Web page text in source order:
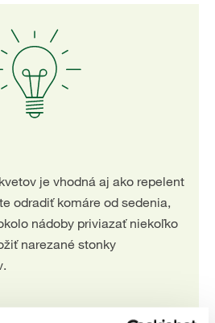
je vhodná aj ako repelent
odradiť komáre od sedenia,
nádoby priviazať niekoľko
narezané stonky